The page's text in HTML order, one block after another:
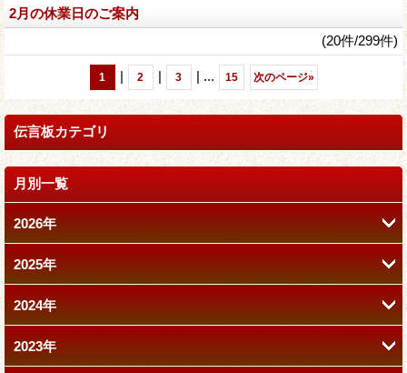
2月の休業日のご案内
(20件/299件)
1 | 2 | 3 | ... 15 次のページ»
伝言板カテゴリ
月別一覧
2026年
7月 (1)
6月 (3)
4月 (2)
2025年
12月 (2)
11月 (1)
2024年
11月 (2)
2023年